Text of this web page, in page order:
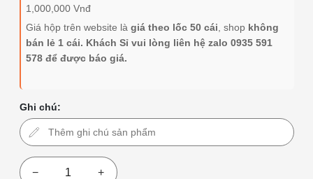
1,000,000 Vnđ
Giá hộp trên website là giá theo lốc 50 cái, shop không
bán lẻ 1 cái. Khách Sỉ vui lòng liên hệ zalo 0935 591
578 để được báo giá.
Ghi chú:
− +